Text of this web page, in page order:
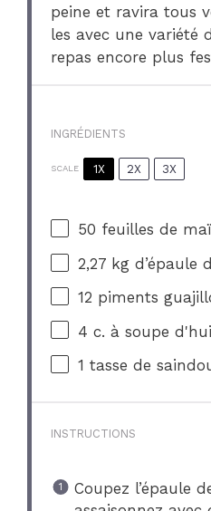
peine et ravira tous
les avec une variété
repas encore plus
INGRÉDIENTS
SCALE 1X 2X 3X
50 feuilles de
2,27 kg d’épaule
12 piments
4 c. à soupe
1 tasse de
INSTRUCTIONS
Coupez l’épaule